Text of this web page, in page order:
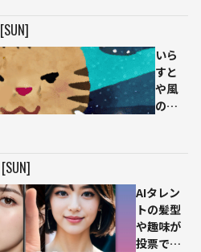
歌わ
せる
「VX-
β」の
加可
能
[SUN]
いら
すと
や風
のイ
いら
すと
や」
正式
[SUN]
AIタレン
トの髪型
や趣味が
投票で変